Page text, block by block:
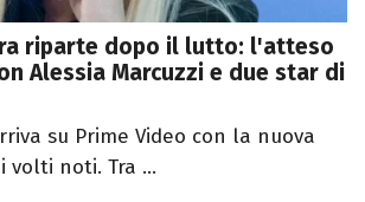
riparte dopo il lutto: l'atteso
Alessia Marcuzzi e due star di
su Prime Video con la nuova
volti noti. Tra ...